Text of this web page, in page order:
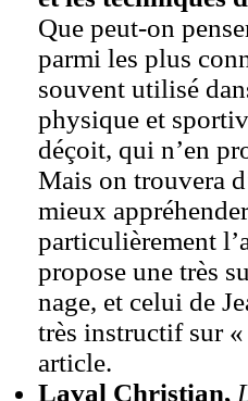
Que peut-on
parmi les plus
souvent utilisé
physique et
déçoit, qui n’en
Mais on trouvera
mieux
particulièrement
propose une très
nage, et celui de
très instructif sur
article.
Laval Christian,